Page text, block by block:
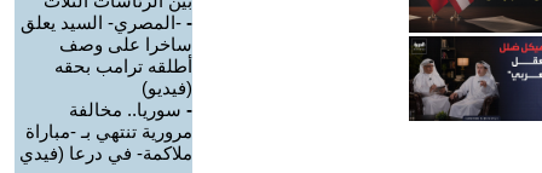
- -المصري- السيد يعلق
ساخرا على وصف
أطلقه ترامب بحقه
(فيديو)
- سوريا.. مخالفة
مرورية تنتهي بـ -مباراة
ملاكمة- في درعا (فيدي